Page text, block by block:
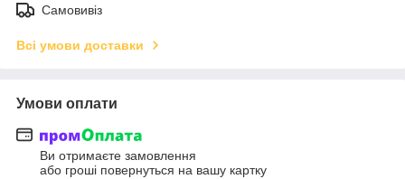
Самовивіз
Всі умови доставки
Умови оплати
Ви отримаєте замовлення
або гроші повернуться на вашу картку